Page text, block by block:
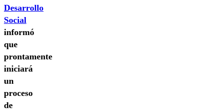
Desarrollo
Social
informó
que
prontamente
iniciará
un
proceso
de